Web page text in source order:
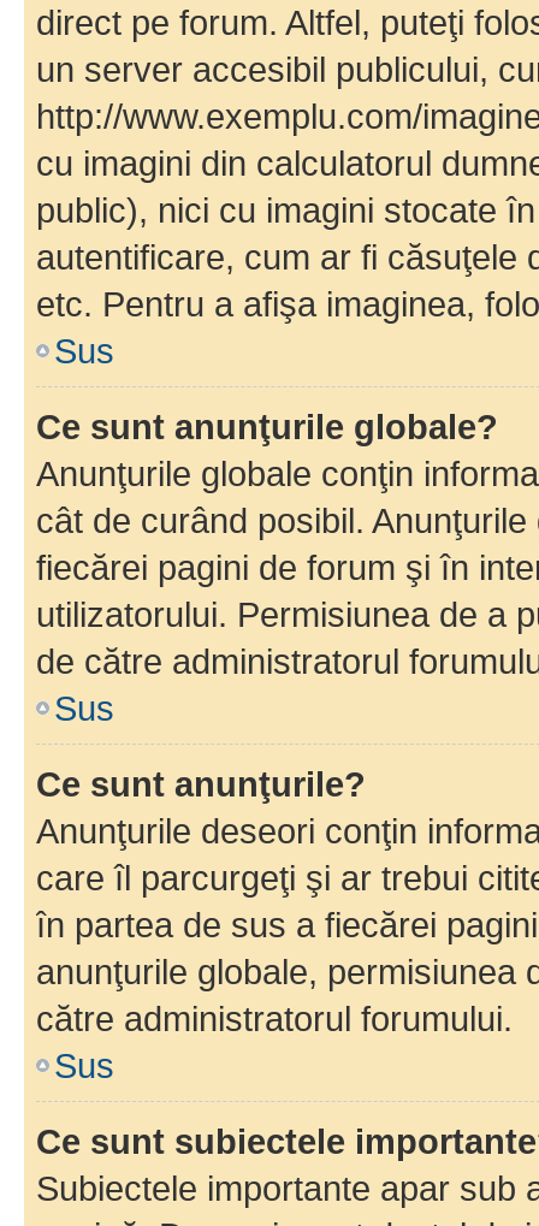
direct pe forum. Altfel, puteţi
un server accesibil publicului,
http://www.exemplu.com/
cu imagini din calculatorul
public), nici cu imagini stocate
autentificare, cum ar fi căsuţele
etc. Pentru a afişa imaginea,
Sus
Ce sunt anunţurile globale?
Anunţurile globale conţin
cât de curând posibil.
fiecărei pagini de forum şi în
utilizatorului. Permisiunea de a
de către administratorul
Sus
Ce sunt anunţurile?
Anunţurile deseori conţin
care îl parcurgeţi şi ar trebui
în partea de sus a fiecărei
anunţurile globale, permisiunea
către administratorul forumului.
Sus
Ce sunt subiectele
Subiectele importante apar sub